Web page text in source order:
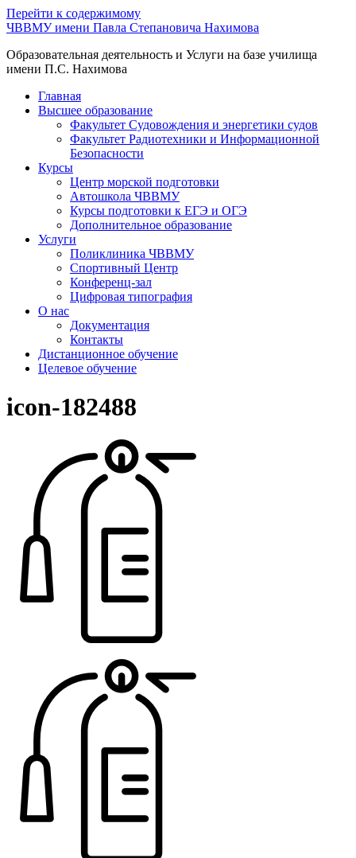
Перейти к содержимому
ЧВВМУ имени Павла Степановича Нахимова
Образовательная деятельность и Услуги на базе училища
имени П.С. Нахимова
Главная
Высшее образование
Факультет Судовождения и энергетики судов
Факультет Радиотехники и Информационной
Безопасности
Курсы
Центр морской подготовки
Автошкола ЧВВМУ
Курсы подготовки к ЕГЭ и ОГЭ
Дополнительное образование
Услуги
Поликлиника ЧВВМУ
Спортивный Центр
Конференц-зал
Цифровая типография
О нас
Документация
Контакты
Дистанционное обучение
Целевое обучение
icon-182488